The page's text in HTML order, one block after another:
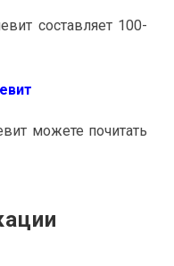
составляет 100-
можете почитать